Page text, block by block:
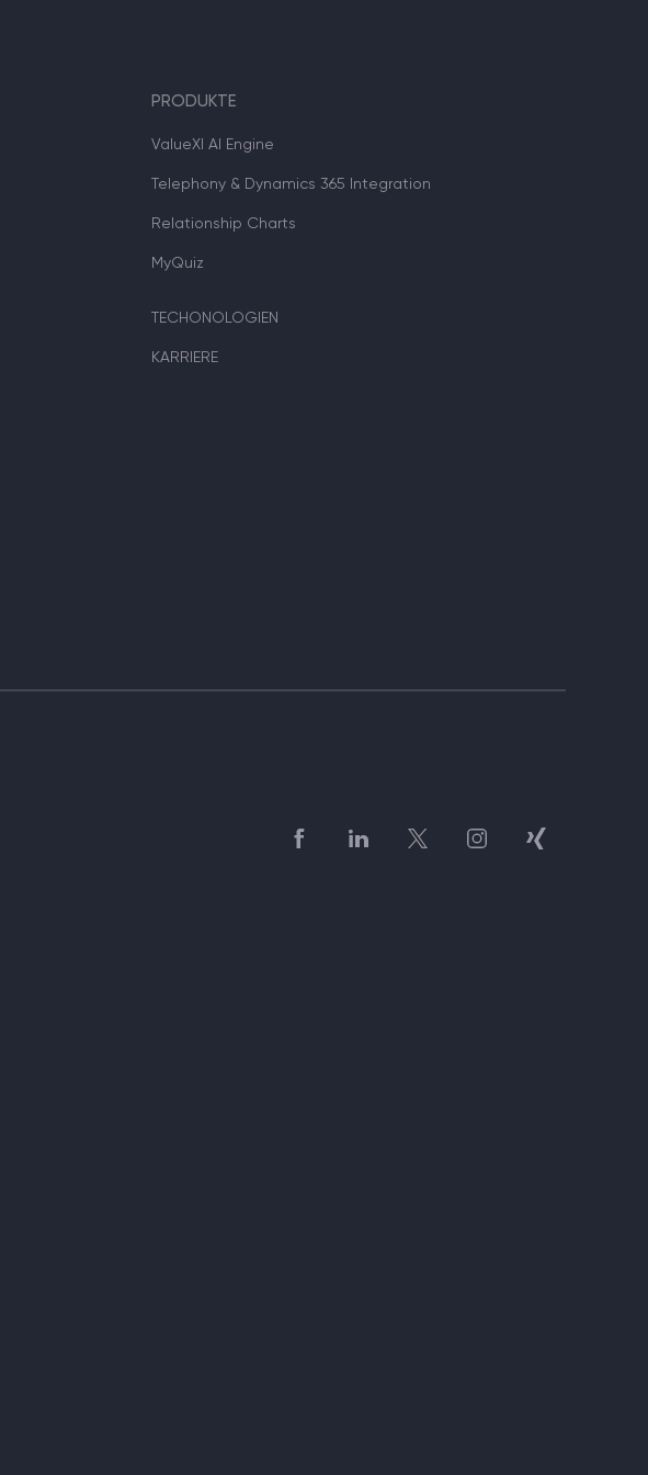
PRODUKTE
ValueXI AI Engine
Telephony & Dynamics 365 Integration
Relationship Charts
MyQuiz
TECHONOLOGIEN
KARRIERE